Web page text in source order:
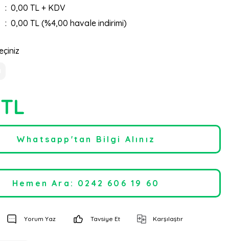
0,00 TL + KDV
0,00 TL (%4,00 havale indirimi)
Whatsapp'tan Bilgi Alınız
Hemen Ara: 0242 606 19 60
Yorum Yaz Tavsiye Et Karşılaştır